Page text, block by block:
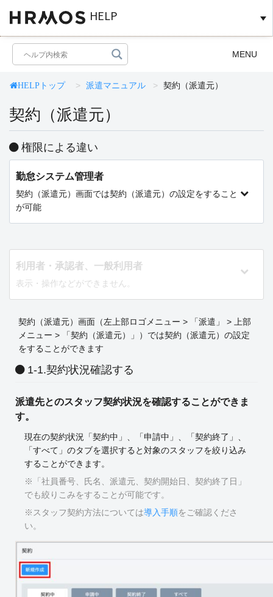
HELP
Toggle
MENU
HELPトップ 派遣マニュアル 契約（派遣元）
契約（派遣元）
権限による違い
勤怠システム管理者
契約（派遣元）画面では契約（派遣元）の設定をすること
が可能
利用者・承認者、一般利用者
表示・操作などができません。
契約（派遣元）画面（左上部ロゴメニュー > 「派遣」 > 上部
メニュー > 「契約（派遣元）」）では契約（派遣元）の設定
をすることができます
1-1.契約状況確認する
派遣先とのスタッフ契約状況を確認することができま
す。
現在の契約状況「契約中」、「申請中」、「契約終了」、
「すべて」のタブを選択すると対象のスタッフを絞り込み
することができます。
※「社員番号、氏名、派遣元、契約開始日、契約終了日」
でも絞りこみをすることが可能です。
※スタッフ契約方法については導入手順をご確認くださ
い。